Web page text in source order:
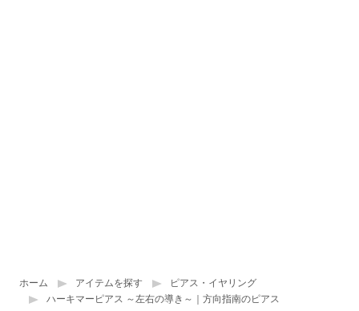
ホーム アイテムを探す
ピアス・イヤリング
ハーキマーピアス ～左右の導き～｜方向指南のピアス